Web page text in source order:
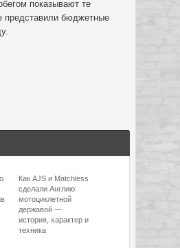
показывают те
представили бюджетные
Как AJS и Matchless
сделали Англию
мотоциклетной
державой —
история, характер и
техника